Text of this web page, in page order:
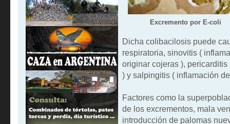
Excremento por E-coli
Dicha colibacilosis puede
respiratoria, sinovitis (
originar cojeras ),
) y salpingitis ( inflamación
Factores como la
de los excrementos, mala
introducción de palomas